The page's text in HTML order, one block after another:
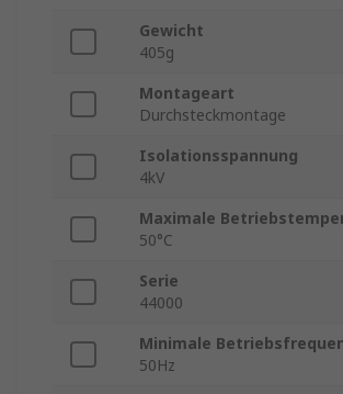
Gewicht
405g
Montageart
Durchsteckmontage
Isolationsspannung
4kV
Maximale
50°C
Serie
44000
Minimale
50Hz